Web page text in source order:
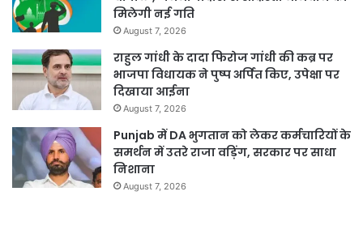
मिलेगी नई गति
August 7, 2026
राहुल गांधी के दादा फिरोज गांधी की कब्र पर
भाजपा विधायक ने पुष्प अर्पित किए, उपेक्षा पर
दिखाया आईना
August 7, 2026
Punjab में DA भुगतान को लेकर कर्मचारियों के
समर्थन में उतरे राजा वड़िंग, सरकार पर साधा
निशाना
August 7, 2026